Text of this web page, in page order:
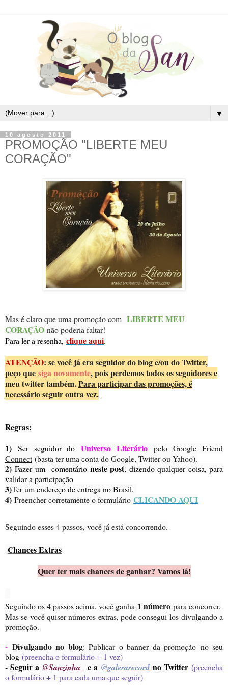
▼
10 agosto 2011
PROMOÇÃO "LIBERTE MEU
CORAÇÃO"
Mas é claro que uma promoção com LIBERTE MEU
CORAÇÃO não poderia faltar!
Para ler a resenha, clique aqui.
ATENÇÃO: se você já era seguidor do blog e/ou do Twitter,
peço que siga novamente, pois perdemos todos os seguidores e
meu twitter também.Para participar das promoções, é
necessário seguir outra vez.
Regras:
1) Ser seguidor do Universo LiteráriopeloGoogle Friend
Connect (basta ter uma conta do Google, Twitter ou Yahoo).
2) Fazer um comentárioneste post, dizendo qualquer coisa, para
validar a participação
3)Ter um endereço de entrega no Brasil.
4) Preencher corretamente o formulário CLICANDO AQUI
Seguindo esses 4 passos, você já está concorrendo.
Chances Extras
Quer ter mais chances de ganhar? Vamos lá!
Seguindo os 4 passos acima, você ganha 1 número para concorrer.
Mas se você quiser números extras, pode consegui-los divulgando a
promoção.
- Divulgando no blog: Publicar o banner da promoção no seu
blog (preencha o formulário + 1 vez)
- Seguir a @Sanzinha_ e a @galerarecord no Twitter (preencha
o formulário + 1 para cada uma que seguir)